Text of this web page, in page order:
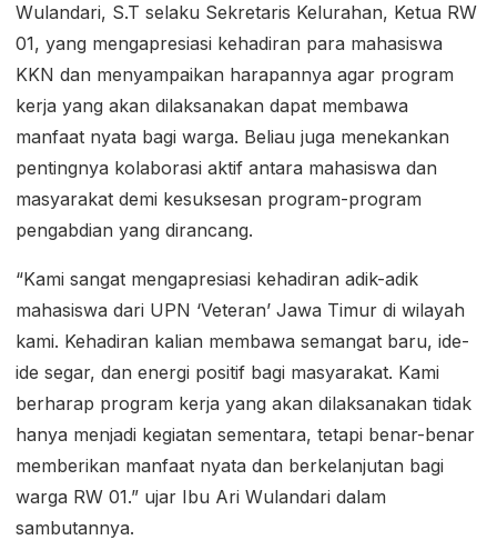
Wulandari, S.T selaku Sekretaris Kelurahan, Ketua RW
01, yang mengapresiasi kehadiran para mahasiswa
KKN dan menyampaikan harapannya agar program
kerja yang akan dilaksanakan dapat membawa
manfaat nyata bagi warga. Beliau juga menekankan
pentingnya kolaborasi aktif antara mahasiswa dan
masyarakat demi kesuksesan program-program
pengabdian yang dirancang.
“Kami sangat mengapresiasi kehadiran adik-adik
mahasiswa dari UPN ‘Veteran’ Jawa Timur di wilayah
kami. Kehadiran kalian membawa semangat baru, ide-
ide segar, dan energi positif bagi masyarakat. Kami
berharap program kerja yang akan dilaksanakan tidak
hanya menjadi kegiatan sementara, tetapi benar-benar
memberikan manfaat nyata dan berkelanjutan bagi
warga RW 01.” ujar Ibu Ari Wulandari dalam
sambutannya.